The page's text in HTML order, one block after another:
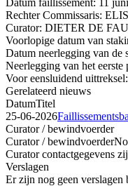
Rechter Commissaris:
Curator: DIETER DE
Voorlopige datum van
Datum neerlegging van de
Neerlegging van het
Voor eensluidend
Gerelateerd nieuws
DatumTitel
25-06-2026
Curator / bewindvoerder
Curator / bewindvoerder
Curator contactgegevens
Verslagen
Er zijn nog geen verslagen